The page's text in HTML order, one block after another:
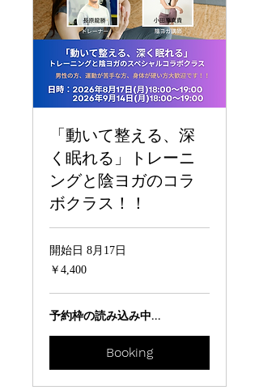
「動いて整える、深
く眠れる」トレーニ
ングと陰ヨガのコラ
ボクラス！！
開始日 8月17日
4,400
円
￥4,400
予約枠の読み込み中…
Booking